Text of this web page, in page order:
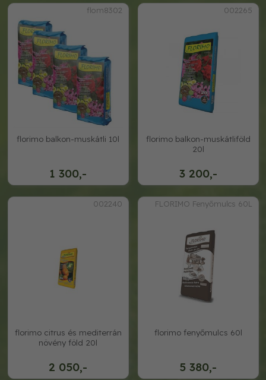
flom8302
1 300,-
florimo balkon-muskátli 10l
002265
3 200,-
florimo balkon-muskátliföld
20l
002240
2 050,-
florimo citrus és mediterrán
növény föld 20l
FLORIMO Fenyőmulcs 60L
5 380,-
florimo fenyőmulcs 60l